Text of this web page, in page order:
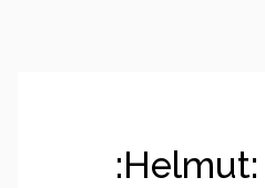
:Helmut: